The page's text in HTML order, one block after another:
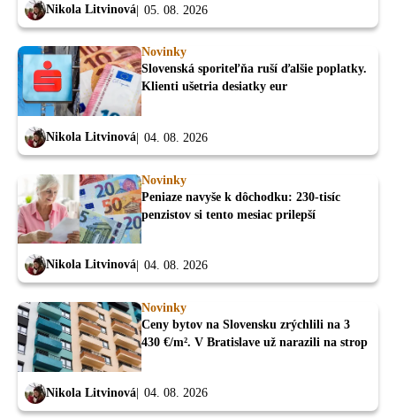
Nikola Litvinová 05. 08. 2026
Novinky
Slovenská sporiteľňa ruší ďalšie poplatky.
Klienti ušetria desiatky eur
Nikola Litvinová 04. 08. 2026
Novinky
Peniaze navyše k dôchodku: 230-tisíc
penzistov si tento mesiac prilepší
Nikola Litvinová 04. 08. 2026
Novinky
Ceny bytov na Slovensku zrýchlili na 3
430 €/m². V Bratislave už narazili na strop
Nikola Litvinová 04. 08. 2026